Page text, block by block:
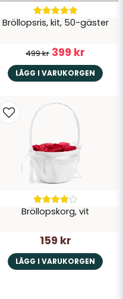
Bröllopsris, kit, 50-gäster
499 kr 399 kr
LÄGG I VARUKORGEN
Bröllopskorg, vit
159 kr
LÄGG I VARUKORGEN